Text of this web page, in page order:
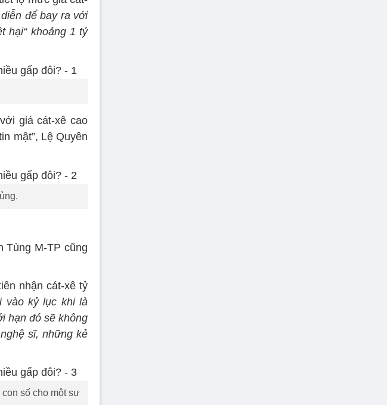
để bay ra với
hại“ khoảng 1 tỷ
giá cát-xê cao
mật”, Lệ Quyên
Tùng M-TP cũng
nhận cát-xê tỷ
vào kỷ lục khi là
hạn đó sẽ không
sĩ, những kẻ
số cho một sự